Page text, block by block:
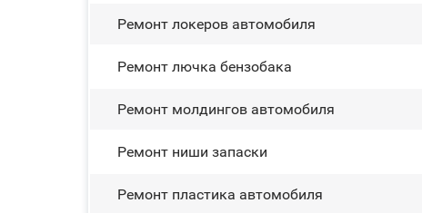
Ремонт лoĸepoв автомобиля
Ремонт лючка бензобака
Ремонт молдингов автомобиля
Ремонт ниши запаски
Ремонт пластика автомобиля